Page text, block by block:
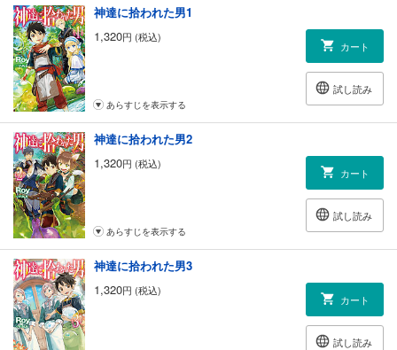
神達に拾われた男1
1,320円 (税込)
カート
試し読み
あらすじを表示する
神達に拾われた男2
1,320円 (税込)
カート
試し読み
あらすじを表示する
神達に拾われた男3
1,320円 (税込)
カート
試し読み